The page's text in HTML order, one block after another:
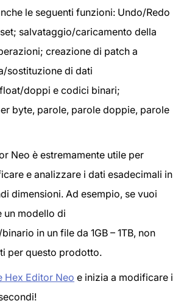
le seguenti funzioni: Undo/Redo
salvataggio/caricamento della
creazione di patch a
sostituzione di dati
doppi e codici binari;
byte, parole, parole doppie, parole
Neo è estremamente utile per
e analizzare i dati esadecimali in
dimensioni. Ad esempio, se vuoi
un modello di
in un file da 1GB – 1TB, non
per questo prodotto.
Hex Editor Neo e inizia a modificare i